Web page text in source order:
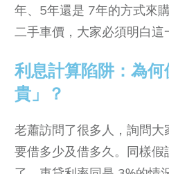
年、5年還是 7年的方式來
二手車價，大家必須明白這
利息計算陷阱：為
貴」？
老蕭訪問了很多人，詢問
要借多少及借多久。同樣